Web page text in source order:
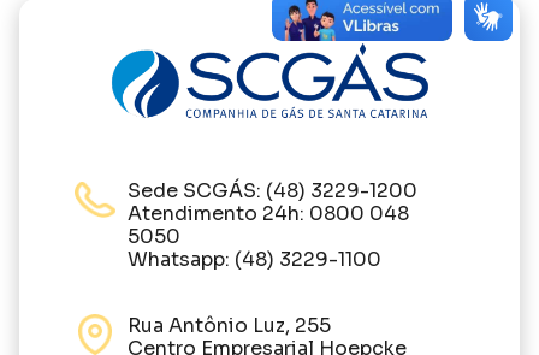
Sede SCGÁS: (48) 3229-1200
Atendimento 24h: 0800 048
5050
Whatsapp: (48) 3229-1100
Rua Antônio Luz, 255
Centro Empresarial Hoepcke